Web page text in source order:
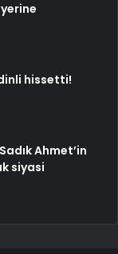
hissetti!
Ahmet’in
siyasi